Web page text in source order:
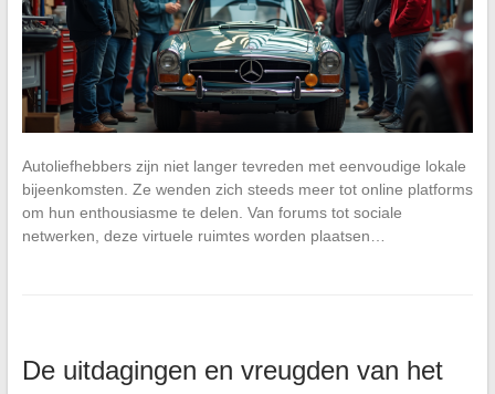
Autoliefhebbers zijn niet langer tevreden met eenvoudige lokale
bijeenkomsten. Ze wenden zich steeds meer tot online platforms
om hun enthousiasme te delen. Van forums tot sociale
netwerken, deze virtuele ruimtes worden plaatsen…
De uitdagingen en vreugden van het